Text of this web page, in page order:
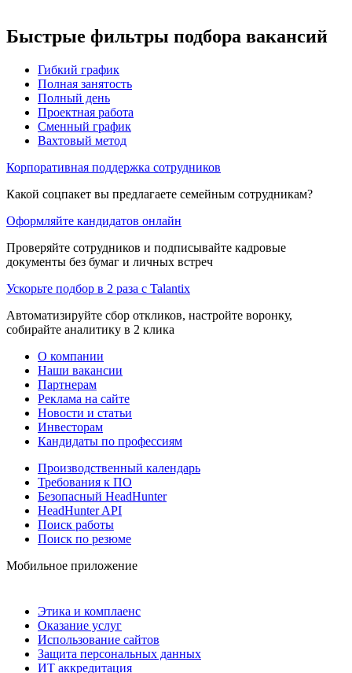
Быстрые фильтры подбора вакансий
Гибкий график
Полная занятость
Полный день
Проектная работа
Сменный график
Вахтовый метод
Корпоративная поддержка сотрудников
Какой соцпакет вы предлагаете семейным сотрудникам?
Оформляйте кандидатов онлайн
Проверяйте сотрудников и подписывайте кадровые
документы без бумаг и личных встреч
Ускорьте подбор в 2 раза с Talantix
Автоматизируйте сбор откликов, настройте воронку,
собирайте аналитику в 2 клика
О компании
Наши вакансии
Партнерам
Реклама на сайте
Новости и статьи
Инвесторам
Кандидаты по профессиям
Производственный календарь
Требования к ПО
Безопасный HeadHunter
HeadHunter API
Поиск работы
Поиск по резюме
Мобильное приложение
Этика и комплаенс
Оказание услуг
Использование сайтов
Защита персональных данных
ИТ аккредитация